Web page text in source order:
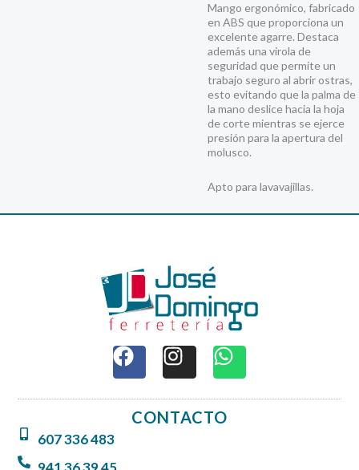
Mango ergonómico, fabricado
en ABS que proporciona un
excelente agarre. Destaca
además una virola de
seguridad que permite un
trabajo seguro al abrir ostras,
esto evitando que la palma de
la mano deslice hacia la hoja
de corte mientras se ejerce
presión para la apertura del
molusco.
Apto para lavavajillas.
F
a
c
e
b
I
n
s
t
a
W
h
a
t
CONTACTO
607 336 483